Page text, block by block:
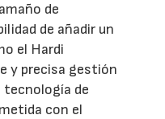
de
de añadir un
el Hardi
y precisa gestión
de
con el